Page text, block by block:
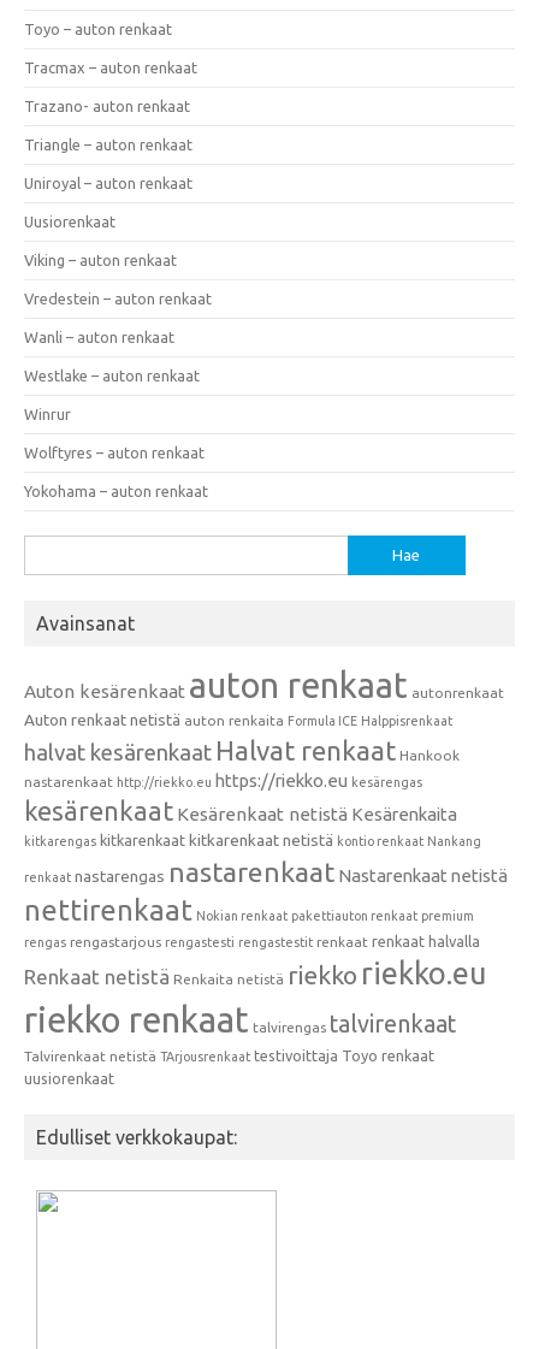
Toyo – auton renkaat
Tracmax – auton renkaat
Trazano- auton renkaat
Triangle – auton renkaat
Uniroyal – auton renkaat
Uusiorenkaat
Viking – auton renkaat
Vredestein – auton renkaat
Wanli – auton renkaat
Westlake – auton renkaat
Winrur
Wolftyres – auton renkaat
Yokohama – auton renkaat
Avainsanat
Auton kesärenkaat auton renkaat autonrenkaat
Auton renkaat netistä auton renkaita Formula ICE Halppisrenkaat
halvat kesärenkaat Halvat renkaat Hankook
nastarenkaat http://riekko.eu https://riekko.eu kesärengas
kesärenkaat Kesärenkaat netistä Kesärenkaita
kitkarengas kitkarenkaat kitkarenkaat netistä kontio renkaat Nankang
renkaat nastarengas nastarenkaat Nastarenkaat netistä
nettirenkaat Nokian renkaat pakettiauton renkaat premium
rengas rengastarjous rengastesti rengastestit renkaat renkaat halvalla
Renkaat netistä Renkaita netistä riekko riekko.eu
riekko renkaat talvirengas talvirenkaat
Talvirenkaat netistä TArjousrenkaat testivoittaja Toyo renkaat
uusiorenkaat
Edulliset verkkokaupat: